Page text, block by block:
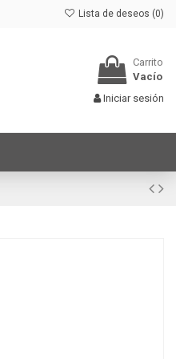
Lista de deseos (0)
Carrito
Vacío
Iniciar sesión